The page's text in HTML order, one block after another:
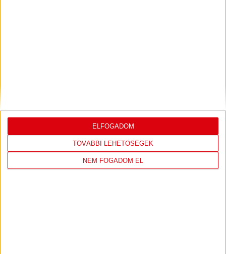
TOVÁBBI LEHETŐSÉGEK
NEM FOGADOM EL
ELFOGADOM